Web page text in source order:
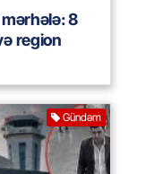
8
region
Gündəm